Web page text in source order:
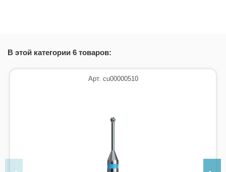
В этой категории 6 товаров:
Арт. cu00000510